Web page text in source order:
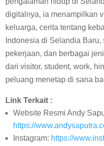
digitalnya, ia menampilkan
keluarga, cerita tentang
Indonesia di Selandia
pekerjaan, dan berbagai
dari visitor, student, work,
peluang menetap di sana
Link Terkait :
Website Resmi Andy
https://
Instagram: https://